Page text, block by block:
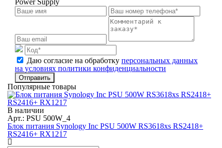
Power Supply
Даю согласие на обработку персональных данных
на условиях политики конфиденциальности
Отправить
Популярные товары
В наличии
Арт.: PSU 500W_4
Блок питания Synology Inc PSU 500W RS3618xs RS2418+
RS2416+ RX1217